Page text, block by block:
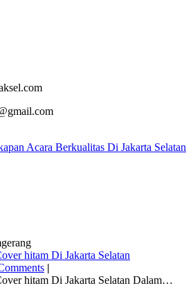
Acara Berkualitas Di Jakarta Selatan
hitam Di Jakarta Selatan
|
hitam Di Jakarta Selatan Dalam…